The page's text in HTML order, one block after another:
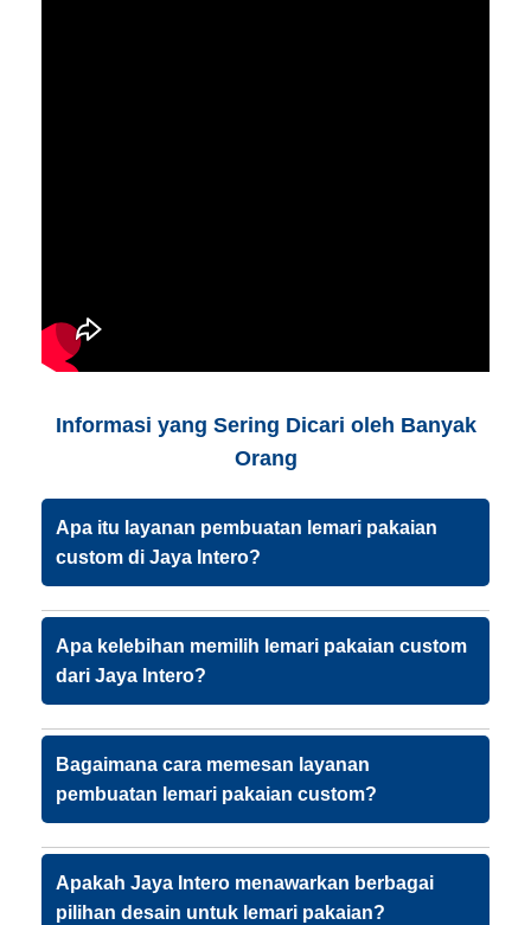
Informasi yang Sering Dicari oleh Banyak
Orang
Apa itu layanan pembuatan lemari pakaian
custom di Jaya Intero?
Apa kelebihan memilih lemari pakaian custom
dari Jaya Intero?
Bagaimana cara memesan layanan
pembuatan lemari pakaian custom?
Apakah Jaya Intero menawarkan berbagai
pilihan desain untuk lemari pakaian?